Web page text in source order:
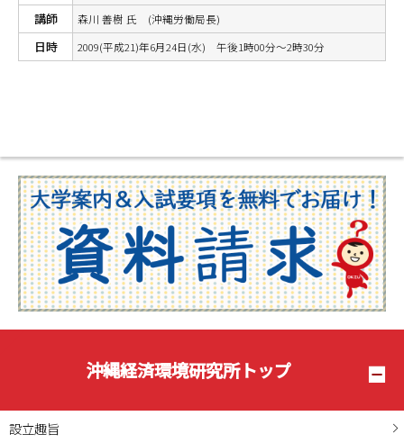
講師 森川 善樹 氏 (沖縄労働局長)
日時 2009(平成21)年6月24日(水) 午後1時00分～2時30分
沖縄経済環境研究所トップ
設立趣旨